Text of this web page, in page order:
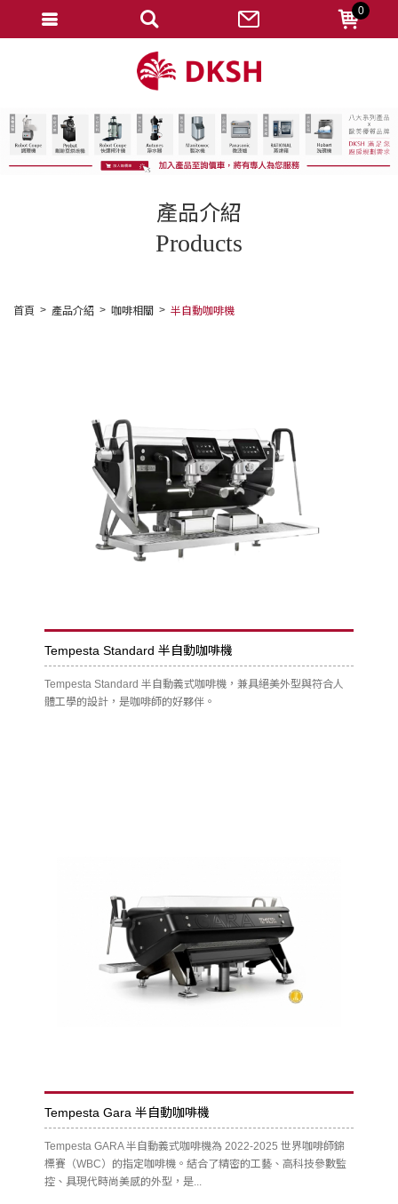
產品介紹
Products
首頁 產品介紹 咖啡相關 半自動咖啡機
Tempesta Standard 半自動咖啡機
Tempesta Standard 半自動義式咖啡機，兼具絕美外型與符合人
體工學的設計，是咖啡師的好夥伴。
Tempesta Gara 半自動咖啡機
Tempesta GARA 半自動義式咖啡機為 2022-2025 世界咖啡師錦
標賽（WBC）的指定咖啡機。結合了精密的工藝、高科技參數監
控、具現代時尚美感的外型，是...
0
忘記密碼
變更密碼
匯款通知